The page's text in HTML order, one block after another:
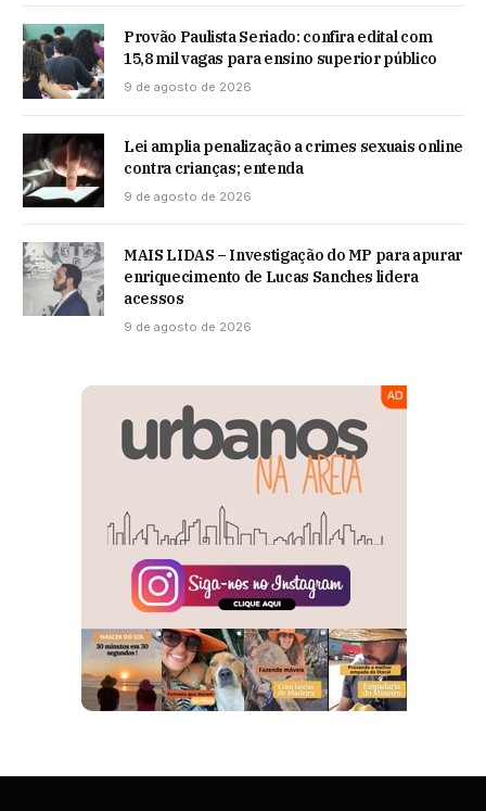
Provão Paulista Seriado: confira edital com
15,8 mil vagas para ensino superior público
9 de agosto de 2026
Lei amplia penalização a crimes sexuais online
contra crianças; entenda
9 de agosto de 2026
MAIS LIDAS – Investigação do MP para apurar
enriquecimento de Lucas Sanches lidera
acessos
9 de agosto de 2026